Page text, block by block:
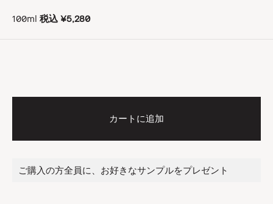
100ml 税込 ¥5,280
カートに追加
ご購入の方全員に、お好きなサンプルをプレゼント